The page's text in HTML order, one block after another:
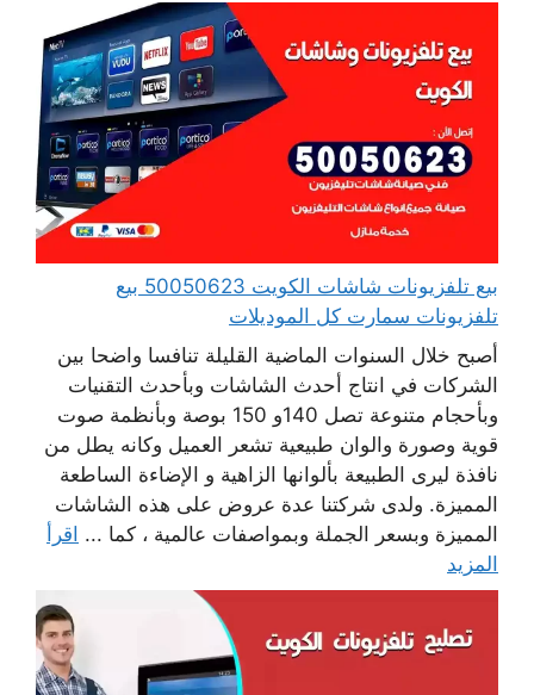
بيع تلفزيونات شاشات الكويت 50050623 بيع
تلفزيونات سمارت كل الموديلات
أصبح خلال السنوات الماضية القليلة تنافسا واضحا بين
الشركات في انتاج أحدث الشاشات وبأحدث التقنيات
وبأحجام متنوعة تصل 140و 150 بوصة وبأنظمة صوت
قوية وصورة والوان طبيعية تشعر العميل وكانه يطل من
نافذة ليرى الطبيعة بألوانها الزاهية و الإضاءة الساطعة
المميزة. ولدى شركتنا عدة عروض على هذه الشاشات
المميزة وبسعر الجملة وبمواصفات عالمية ، كما ... اقرأ
المزيد